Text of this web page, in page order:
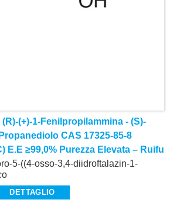
(+)-1-Fenilpropilammina - (S)-
CAS 17325-85-8
E.e ≥99,0% Purezza Elevata – Ruifu
5-((4-osso-3,4-diidroftalazin-1-
DETTAGLIO